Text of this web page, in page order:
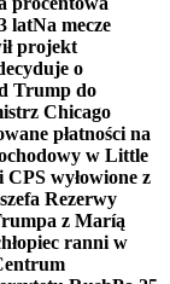
latNa mecze
projekt
o
Trump do
Chicago
płatności na
w Little
wyłowione z
Rezerwy
z Maríą
ranni w